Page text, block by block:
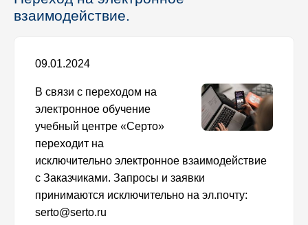
взаимодействие.
09.01.2024
В связи с переходом на
электронное обучение
учебный центре «Серто»
переходит на
исключительно электронное взаимодействие
с Заказчиками. Запросы и заявки
принимаются исключительно на эл.почту:
serto@serto.ru